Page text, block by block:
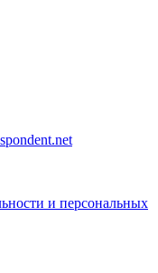
и персональных